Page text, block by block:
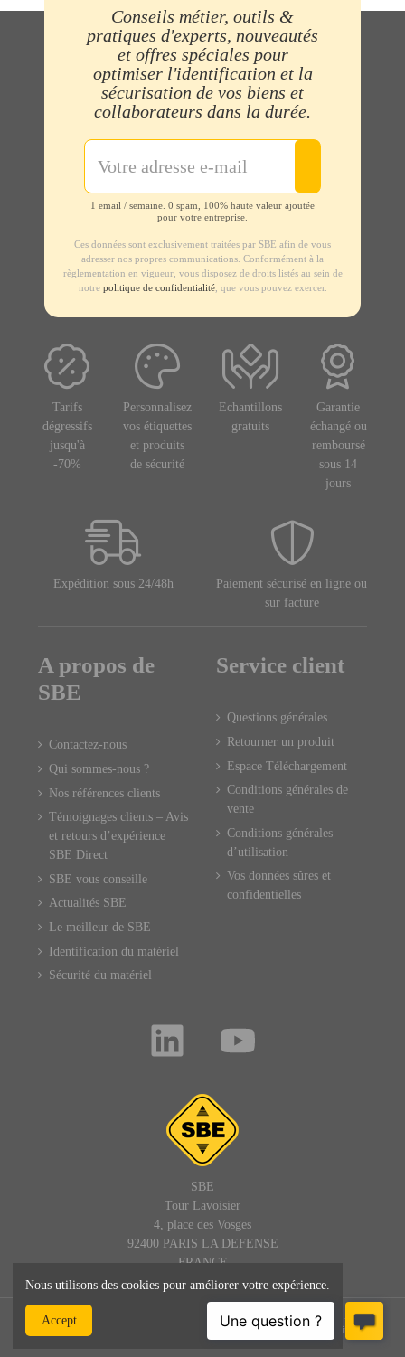
Conseils métier, outils &
pratiques d'experts, nouveautés
et offres spéciales pour
optimiser l'identification et la
sécurisation de vos biens et
collaborateurs dans la durée.
1 email / semaine. 0 spam, 100% haute valeur ajoutée
pour votre entreprise.
Ces données sont exclusivement traitées par SBE afin de vous
adresser nos propres communications. Conformément à la
règlementation en vigueur, vous disposez de droits listés au sein de
notre politique de confidentialité, que vous pouvez exercer.
Tarifs
dégressifs
jusqu'à
-70%
Personnalisez
vos étiquettes
et produits
de sécurité
Echantillons
gratuits
Garantie
échangé ou
remboursé
sous 14
jours
Expédition sous 24/48h
Paiement sécurisé en ligne ou
sur facture
A propos de
SBE
Contactez-nous
Qui sommes-nous ?
Nos références clients
Témoignages clients – Avis
et retours d’expérience
SBE Direct
SBE vous conseille
Actualités SBE
Le meilleur de SBE
Identification du matériel
Sécurité du matériel
Service client
Questions générales
Retourner un produit
Espace Téléchargement
Conditions générales de
vente
Conditions générales
d’utilisation
Vos données sûres et
confidentielles
SBE
Tour Lavoisier
4, place des Vosges
92400 PARIS LA DEFENSE
FRANCE
© SBE - 1992 - 2025 – Tous droits réservés : site, textes et images -
SBEDIRECT® est une marque de SBE - admin@sbedirect.com - Site
professionnel réservé aux entreprises
Nous utilisons des cookies pour améliorer votre expérience.
Accept